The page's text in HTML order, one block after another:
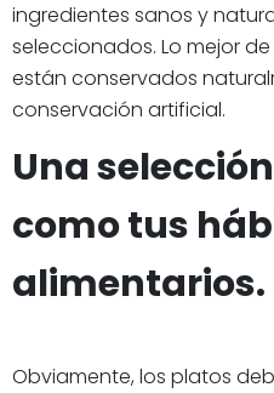
ingredientes sanos y
seleccionados. Lo mejor
están conservados
conservación artificial.
Una
como tus
alimentarios.
Obviamente, los platos